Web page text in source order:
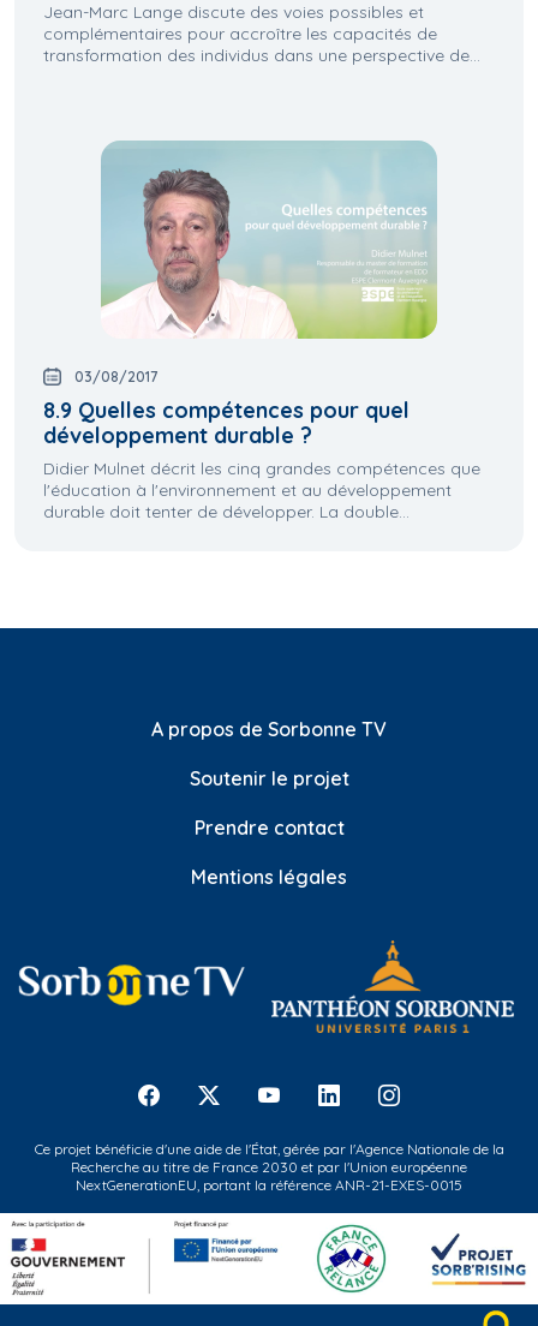
Jean-Marc Lange discute des voies possibles et
complémentaires pour accroître les capacités de
transformation des individus dans une perspective de...
03/08/2017
8.9 Quelles compétences pour quel
développement durable ?
Didier Mulnet décrit les cinq grandes compétences que
l'éducation à l'environnement et au développement
durable doit tenter de développer. La double...
A propos de Sorbonne TV
Soutenir le projet
Prendre contact
Mentions légales
Ce projet bénéficie d'une aide de l'État, gérée par l'Agence Nationale de la
Recherche au titre de France 2030 et par l'Union européenne
NextGenerationEU, portant la référence ANR-21-EXES-0015